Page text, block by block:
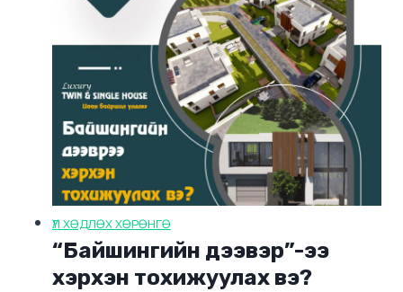
ҮЛ ХӨДЛӨХ ХӨРӨНГӨ
“Байшингийн дээвэр”-ээ
хэрхэн тохижуулах вэ?